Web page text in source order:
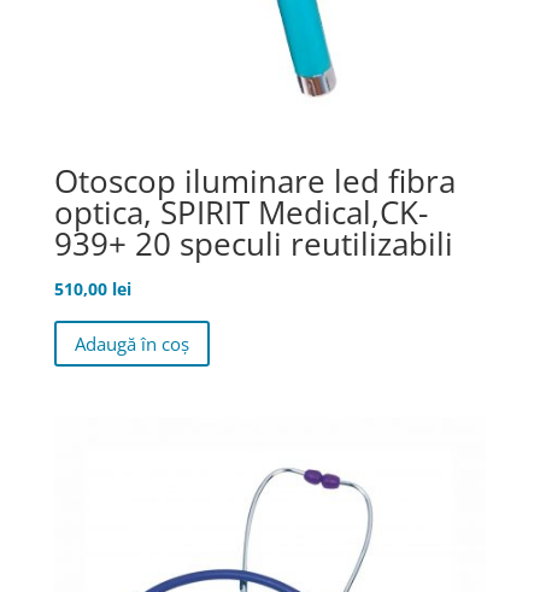
Otoscop iluminare led fibra
optica, SPIRIT Medical,CK-
939+ 20 speculi reutilizabili
510,00 lei
Adaugă în coș